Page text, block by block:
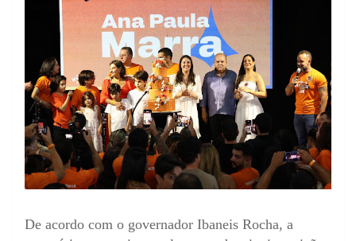
De acordo com o governador Ibaneis Rocha, a